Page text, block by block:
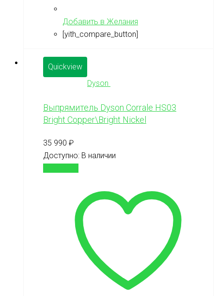
Добавить в Желания
[yith_compare_button]
Quickview
Dyson
Выпрямитель Dyson Corrale HS03
Bright Copper\Bright Nickel
35 990 ₽
Доступно: В наличии